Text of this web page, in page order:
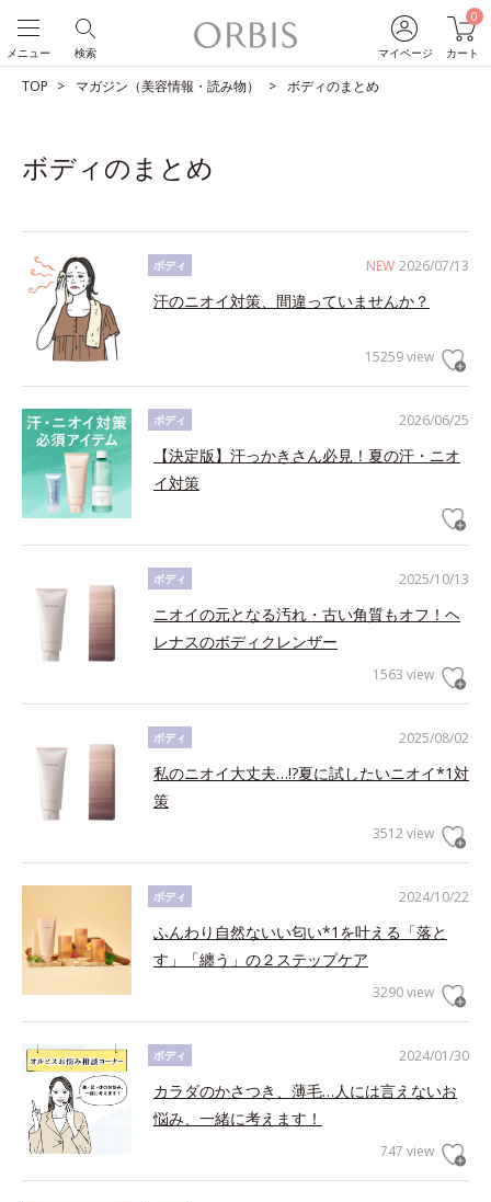
マイページ
0
カート
検索
メニュー
TOP マガジン（美容情報・読み物） ボディのまとめ
ボディのまとめ
NEW 2026/07/13
ボディ
汗のニオイ対策、間違っていませんか？
15259 view
2026/06/25
ボディ
【決定版】汗っかきさん必見！夏の汗・ニオ
イ対策
2025/10/13
ボディ
ニオイの元となる汚れ・古い角質もオフ！ヘ
レナスのボディクレンザー
1563 view
2025/08/02
ボディ
私のニオイ大丈夫…!?夏に試したいニオイ*1対
策
3512 view
2024/10/22
ボディ
ふんわり自然ないい匂い*1を叶える「落と
す」「纏う」の２ステップケア
3290 view
2024/01/30
ボディ
カラダのかさつき、薄毛…人には言えないお
悩み、一緒に考えます！
747 view